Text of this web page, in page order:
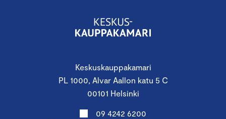
Keskuskauppakamari
PL 1000, Alvar Aallon katu 5 C
00101 Helsinki
09 4242 6200